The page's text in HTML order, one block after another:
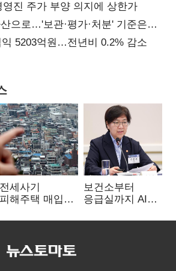
영진 주가 부양 의지에 상한가
으로…'보관·평가·처분' 기준은
5203억원…전년비 0.2% 감소
전세사기
피해주택 매입
누적 피해자
보건소부터
응급실까지 AI
혁신 본격화